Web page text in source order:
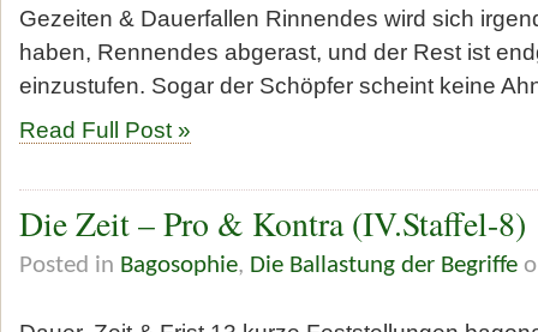
Gezeiten & Dauerfallen Rinnendes wird sich
haben, Rennendes abgerast, und der Rest ist
einzustufen. Sogar der Schöpfer scheint keine
Read Full Post »
Die Zeit – Pro & Kontra (IV.Staffel-8)
Posted in Bagosophie, Die Ballastung der Begriffe